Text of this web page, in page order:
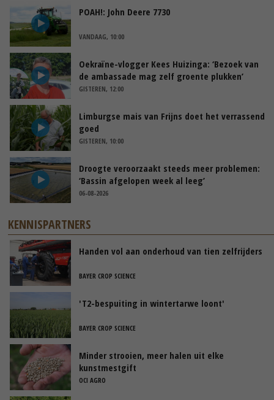
POAH!: John Deere 7730
VANDAAG, 10:00
Oekraïne-vlogger Kees Huizinga: ‘Bezoek van
de ambassade mag zelf groente plukken’
GISTEREN, 12:00
Limburgse mais van Frijns doet het verrassend
goed
GISTEREN, 10:00
Droogte veroorzaakt steeds meer problemen:
‘Bassin afgelopen week al leeg’
06-08-2026
KENNISPARTNERS
Handen vol aan onderhoud van tien zelfrijders
BAYER CROP SCIENCE
'T2-bespuiting in wintertarwe loont'
BAYER CROP SCIENCE
Minder strooien, meer halen uit elke
kunstmestgift
OCI AGRO